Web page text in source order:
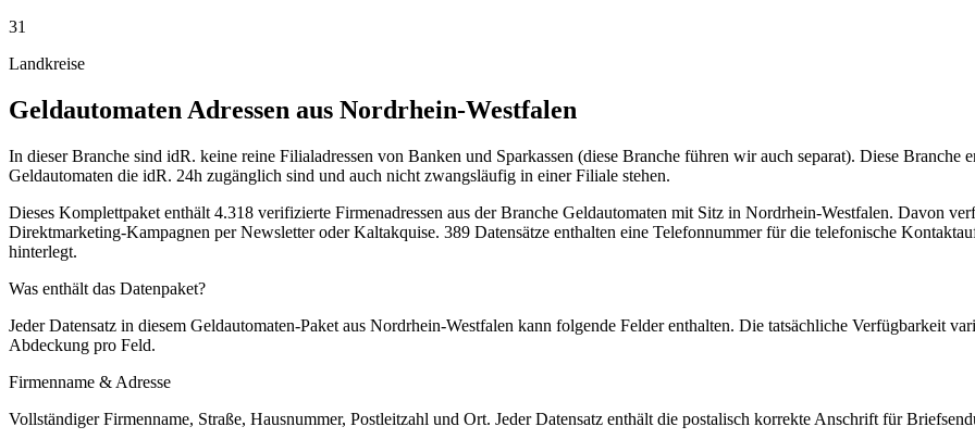
31
Landkreise
Geldautomaten Adressen aus Nordrhein-Westfalen
In dieser Branche sind idR. keine reine Filialadressen von Banken und Sparkassen (diese Branche führen wir auch separat). Diese Branche
Geldautomaten die idR. 24h zugänglich sind und auch nicht zwangsläufig in einer Filiale stehen.
Dieses Komplettpaket enthält 4.318 verifizierte Firmenadressen aus der Branche Geldautomaten mit Sitz in Nordrhein-Westfalen. Davon
Direktmarketing-Kampagnen per Newsletter oder Kaltakquise. 389 Datensätze enthalten eine Telefonnummer für die telefonische
hinterlegt.
Was enthält das Datenpaket?
Jeder Datensatz in diesem Geldautomaten-Paket aus Nordrhein-Westfalen kann folgende Felder enthalten. Die tatsächliche Verfügbarkeit
Abdeckung pro Feld.
Firmenname & Adresse
Vollständiger Firmenname, Straße, Hausnummer, Postleitzahl und Ort. Jeder Datensatz enthält die postalisch korrekte Anschrift für